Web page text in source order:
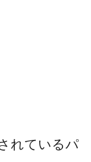
れているパ